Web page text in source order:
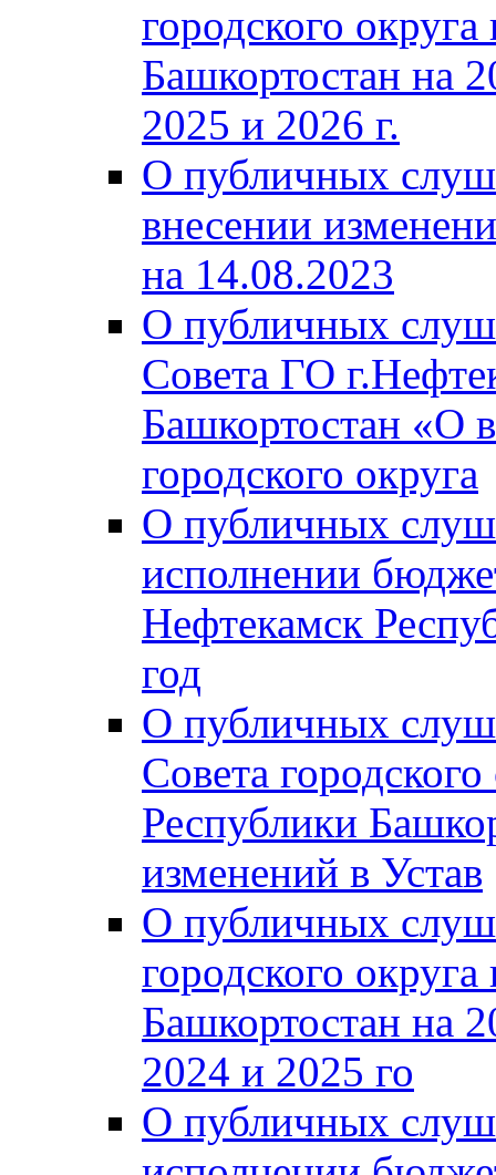
городского
Башкортостан на
2025 и 2026 г.
О публичных
внесении
на 14.08.2023
О публичных
Совета ГО
Башкортостан «О
городского округа
О публичных
исполнении
Нефтекамск
год
О публичных
Совета
Республики
изменений в Устав
О публичных
городского
Башкортостан на
2024 и 2025 го
О публичных